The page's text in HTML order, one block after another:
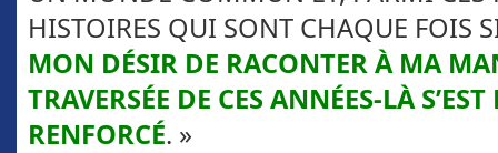
HISTOIRES QUI SONT CHAQUE FOIS
MON DÉSIR DE RACONTER À MA
TRAVERSÉE DE CES ANNÉES-LÀ
RENFORCÉ. »